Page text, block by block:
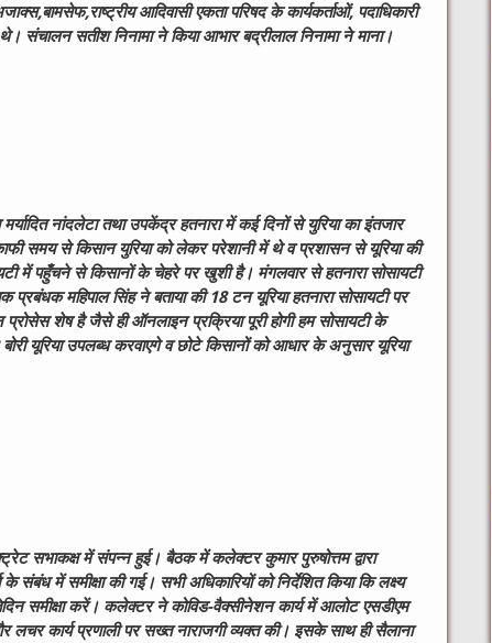
आदिवासी एकता परिषद के कार्यकर्ताओं, पदाधिकारी
संचालन सतीश निनामा ने किया आभार बद्रीलाल निनामा ने माना।
नांदलेटा तथा उपकेंद्र हतनारा में कई दिनों से युरिया का इंतजार
समय से किसान युरिया को लेकर परेशानी में थे व प्रशासन से यूरिया की
में पहुँचने से किसानों के चेहरे पर खुशी है। मंगलवार से हतनारा सोसायटी
प्रबंधक महिपाल सिंह ने बताया की 18 टन यूरिया हतनारा सोसायटी पर
शेष है जैसे ही ऑनलाइन प्रक्रिया पूरी होगी हम सोसायटी के
यूरिया उपलब्ध करवाएगे व छोटे किसानों को आधार के अनुसार यूरिया
सभाकक्ष में संपन्न हुई। बैठक में कलेक्टर कुमार पुरुषोत्तम द्वारा
में समीक्षा की गई। सभी अधिकारियों को निर्देशित किया कि लक्ष्य
समीक्षा करें। कलेक्टर ने कोविड-वैक्सीनेशन कार्य में आलोट एसडीएम
लचर कार्य प्रणाली पर सख्त नाराजगी व्यक्त की। इसके साथ ही सैलाना